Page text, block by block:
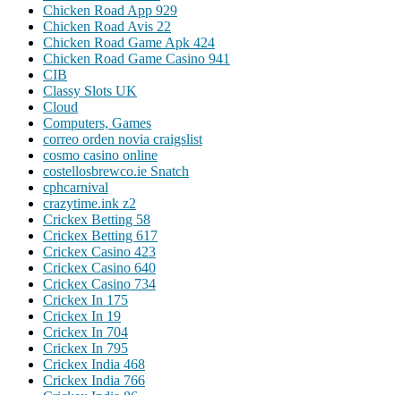
Chicken Road App 929
Chicken Road Avis 22
Chicken Road Game Apk 424
Chicken Road Game Casino 941
CIB
Classy Slots UK
Cloud
Computers, Games
correo orden novia craigslist
cosmo casino online
costellosbrewco.ie Snatch
cphcarnival
crazytime.ink z2
Crickex Betting 58
Crickex Betting 617
Crickex Casino 423
Crickex Casino 640
Crickex Casino 734
Crickex In 175
Crickex In 19
Crickex In 704
Crickex In 795
Crickex India 468
Crickex India 766